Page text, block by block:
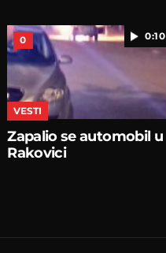
0:10
0
VESTI
Zapalio se automobil u
Rakovici